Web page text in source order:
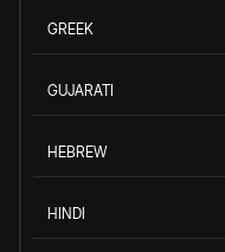
GREEK
GUJARATI
HEBREW
HINDI